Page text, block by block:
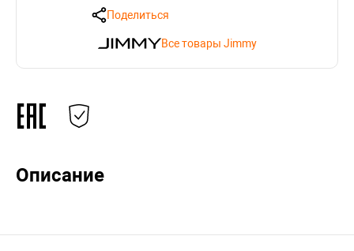
Поделиться
Все товары Jimmy
Описание